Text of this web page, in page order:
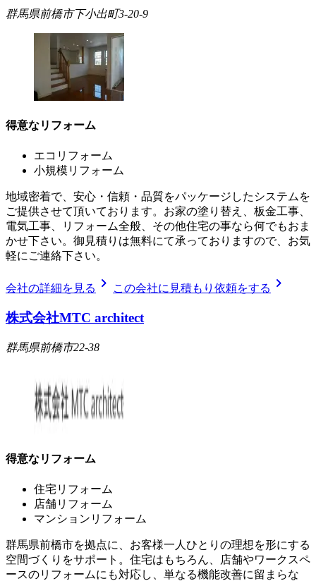
群馬県前橋市下小出町3-20-9
得意なリフォーム
エコリフォーム
小規模リフォーム
地域密着で、安心・信頼・品質をパッケージしたシステムを
ご提供させて頂いております。お家の塗り替え、板金工事、
電気工事、リフォーム全般、その他住宅の事なら何でもおま
かせ下さい。御見積りは無料にて承っておりますので、お気
軽にご連絡下さい。
会社の詳細を見る chevron_right この会社に見積もり依頼をする chevron_right
株式会社MTC architect
群馬県前橋市22-38
得意なリフォーム
住宅リフォーム
店舗リフォーム
マンションリフォーム
群馬県前橋市を拠点に、お客様一人ひとりの理想を形にする
空間づくりをサポート。住宅はもちろん、店舗やワークスペ
ースのリフォームにも対応し、単なる機能改善に留まらな